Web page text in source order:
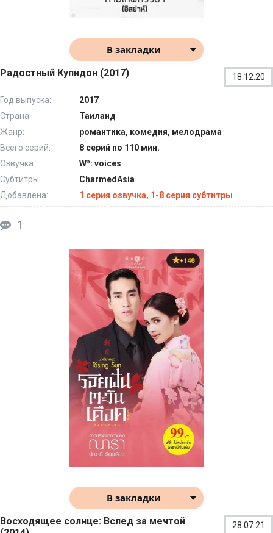
В закладки
Радостный Купидон (2017) 18.12.20
Год выпуска:
2017
Страна:
Таиланд
Жанр:
романтика, комедия, мелодрама
Всего серий:
8 серий по 110 мин.
Озвучка:
W³: voices
Субтитры:
CharmedAsia
Добавлена:
1 серия озвучка, 1-8 серия субтитры
1
+148
В закладки
Восходящее солнце: Вслед за мечтой
28.07.21